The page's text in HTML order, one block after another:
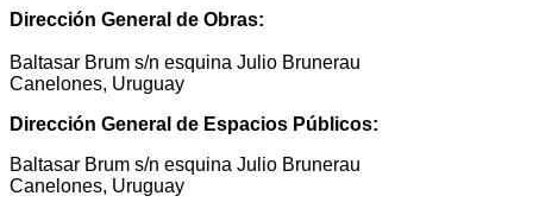
Dirección General de Obras:
Baltasar Brum s/n esquina Julio Brunerau
Canelones, Uruguay
Dirección General de Espacios Públicos:
Baltasar Brum s/n esquina Julio Brunerau
Canelones, Uruguay